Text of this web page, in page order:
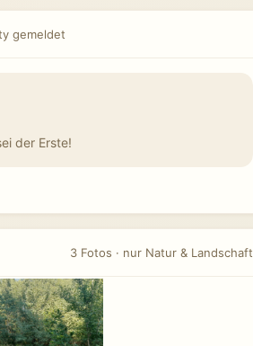
gemeldet
der Erste!
3 Fotos · nur Natur & Landschaft